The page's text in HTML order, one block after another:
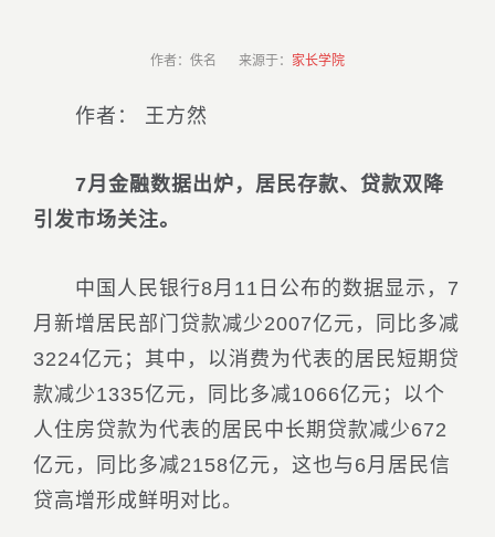
作者：佚名 来源于： 家长学院
作者： 王方然
7月金融数据出炉，居民存款、贷款双降
引发市场关注。
中国人民银行8月11日公布的数据显示，7
月新增居民部门贷款减少2007亿元，同比多减
3224亿元；其中，以消费为代表的居民短期贷
款减少1335亿元，同比多减1066亿元；以个
人住房贷款为代表的居民中长期贷款减少672
亿元，同比多减2158亿元，这也与6月居民信
贷高增形成鲜明对比。